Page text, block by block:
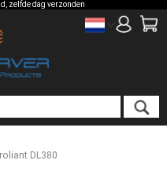
zelfde dag verzonden
DL380